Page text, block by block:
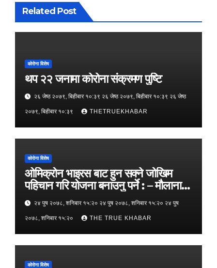
Related Post
कोरोना विशेष
थप २२ जनामा कोरोना संक्रमण पुष्टि
२६ जेष्ठ २०७९, बिहीबार १०:३९ २६ जेष्ठ २०७९, बिहीबार १०:३९ २६ जेष्ठ
२०७९, बिहीबार १०:३९ THETRUEKHABAR
कोरोना विशेष
ओमिक्रोन भाइरस बाट हुन सक्ने जोखिम
पहिचान गरि योजना बनाउनु पर्ने : – मौलाना
मशहूद२४ पुष २०७८, शनिबार १५:२० २४ पुष २०७८, शनिबार १५:२० २४ पुष
२०७८, शनिबार १५:२० THE TRUE KHABAR
कोरोना विशेष